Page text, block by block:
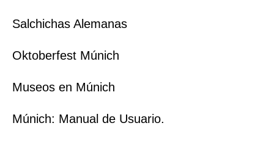
Salchichas Alemanas
Oktoberfest Múnich
Museos en Múnich
Múnich: Manual de Usuario.